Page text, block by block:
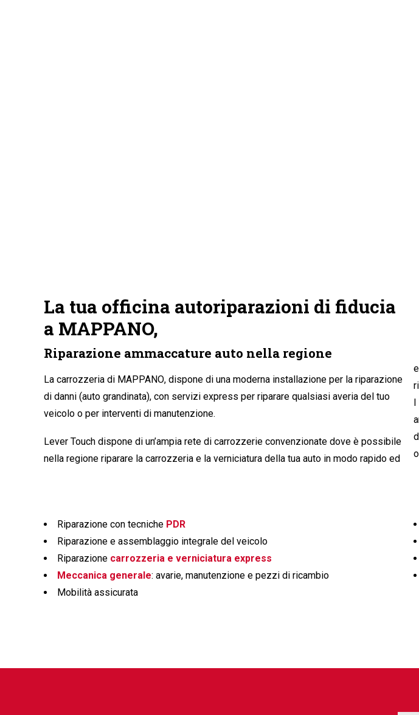
La tua officina autoriparazioni di fiducia
a MAPPANO,
Riparazione ammaccature auto nella regione
La carrozzeria di MAPPANO, dispone di una moderna installazione per la riparazione
di danni (auto grandinata), con servizi express per riparare qualsiasi averia del tuo
veicolo o per interventi di manutenzione.
Lever Touch dispone di un’ampia rete di carrozzerie convenzionate dove è possibile
nella regione riparare la carrozzeria e la verniciatura della tua auto in modo rapido ed
I
Riparazione con tecniche PDR
Riparazione e assemblaggio integrale del veicolo
Riparazione carrozzeria e verniciatura express
Meccanica generale: avarie, manutenzione e pezzi di ricambio
Mobilità assicurata